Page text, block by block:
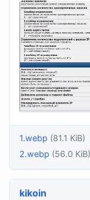
1.webp (81.1 KiB)
2.webp (56.0 KiB)
kikoin